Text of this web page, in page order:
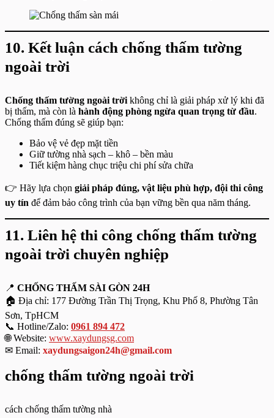
10. Kết luận cách chống thấm tường
ngoài trời
Chống thấm tường ngoài trời không chỉ là giải pháp xử lý khi đã
bị thấm, mà còn là hành động phòng ngừa quan trọng từ đầu.
Chống thấm đúng sẽ giúp bạn:
Bảo vệ vẻ đẹp mặt tiền
Giữ tường nhà sạch – khô – bền màu
Tiết kiệm hàng chục triệu chi phí sửa chữa
👉 Hãy lựa chọn giải pháp đúng, vật liệu phù hợp, đội thi công
uy tín để đảm bảo công trình của bạn vững bền qua năm tháng.
11. Liên hệ thi công chống thấm tường
ngoài trời chuyên nghiệp
📍 CHỐNG THẤM SÀI GÒN 24H
🏠 Địa chỉ: 177 Đường Trần Thị Trọng, Khu Phố 8, Phường Tân
Sơn, TpHCM
📞 Hotline/Zalo: 0961 894 472
🌐 Website: www.xaydungsg.com
✉ Email: xaydungsaigon24h@gmail.com
chống thấm tường ngoài trời
cách chống thấm tường nhà